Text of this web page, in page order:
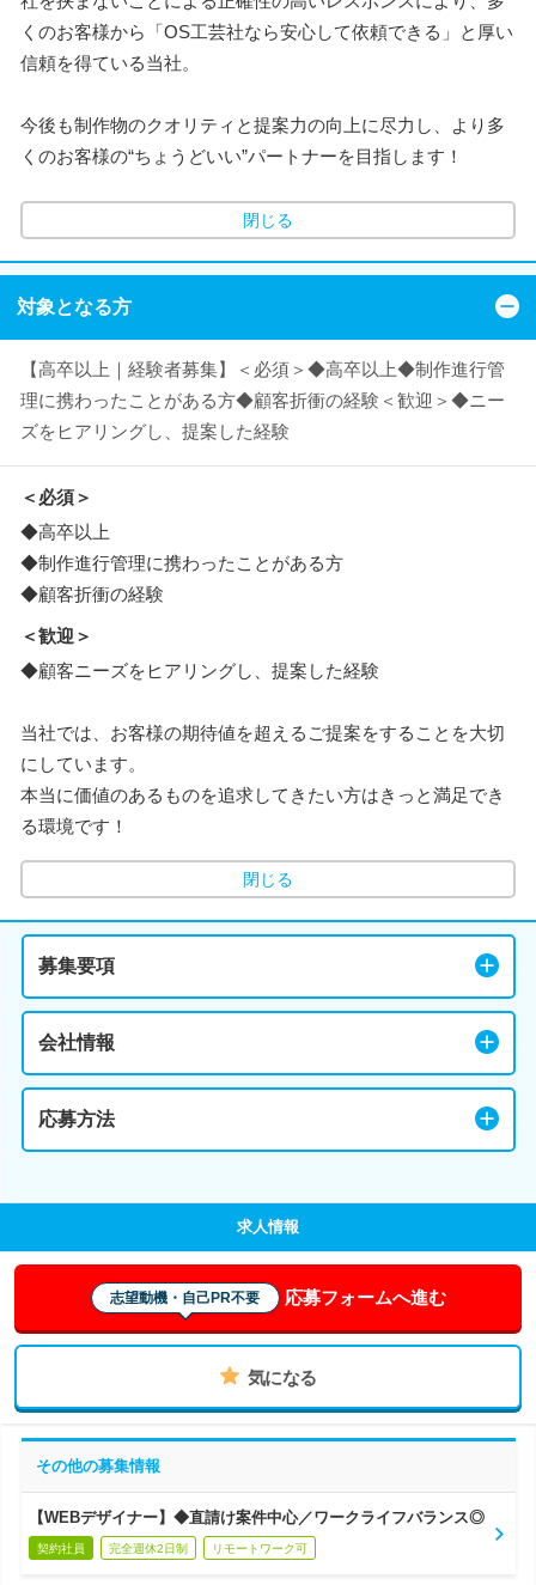
くのお客様から「OS工芸社なら安心して依頼できる」と厚い
信頼を得ている当社。
今後も制作物のクオリティと提案力の向上に尽力し、より多
くのお客様の“ちょうどいい”パートナーを目指します！
閉じる
対象となる方
【高卒以上｜経験者募集】＜必須＞◆高卒以上◆制作進行管
理に携わったことがある方◆顧客折衝の経験＜歓迎＞◆ニー
ズをヒアリングし、提案した経験
＜必須＞
◆高卒以上
◆制作進行管理に携わったことがある方
◆顧客折衝の経験
＜歓迎＞
◆顧客ニーズをヒアリングし、提案した経験
当社では、お客様の期待値を超えるご提案をすることを大切
にしています。
本当に価値のあるものを追求してきたい方はきっと満足でき
る環境です！
閉じる
募集要項
会社情報
応募方法
求人情報
志望動機・自己PR不要 応募フォームへ進む
気になる
その他の募集情報
【WEBデザイナー】◆直請け案件中心／ワークライフバランス◎
契約社員 完全週休2日制 リモートワーク可